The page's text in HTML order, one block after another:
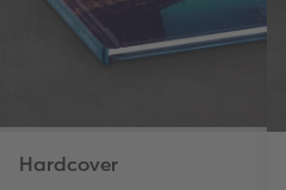
Hardcover